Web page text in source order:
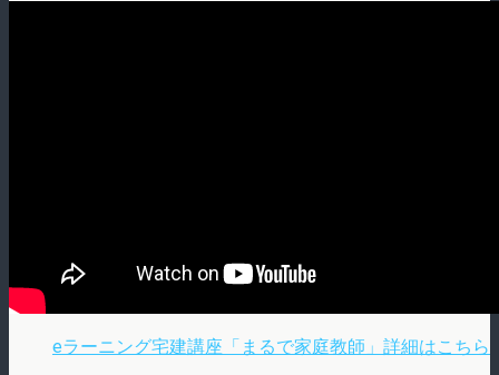
eラーニング宅建講座「まるで家庭教師」詳細はこちら